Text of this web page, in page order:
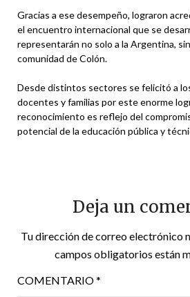
Gracias a ese desempeño, lograron
el encuentro internacional que se
representarán no solo a la Argentina,
comunidad de Colón.
Desde distintos sectores se felicitó a
docentes y familias por este enorme
reconocimiento es reflejo del
potencial de la educación pública y
Deja un
Tu dirección de correo electrónico
campos obligatorios están
COMENTARIO*